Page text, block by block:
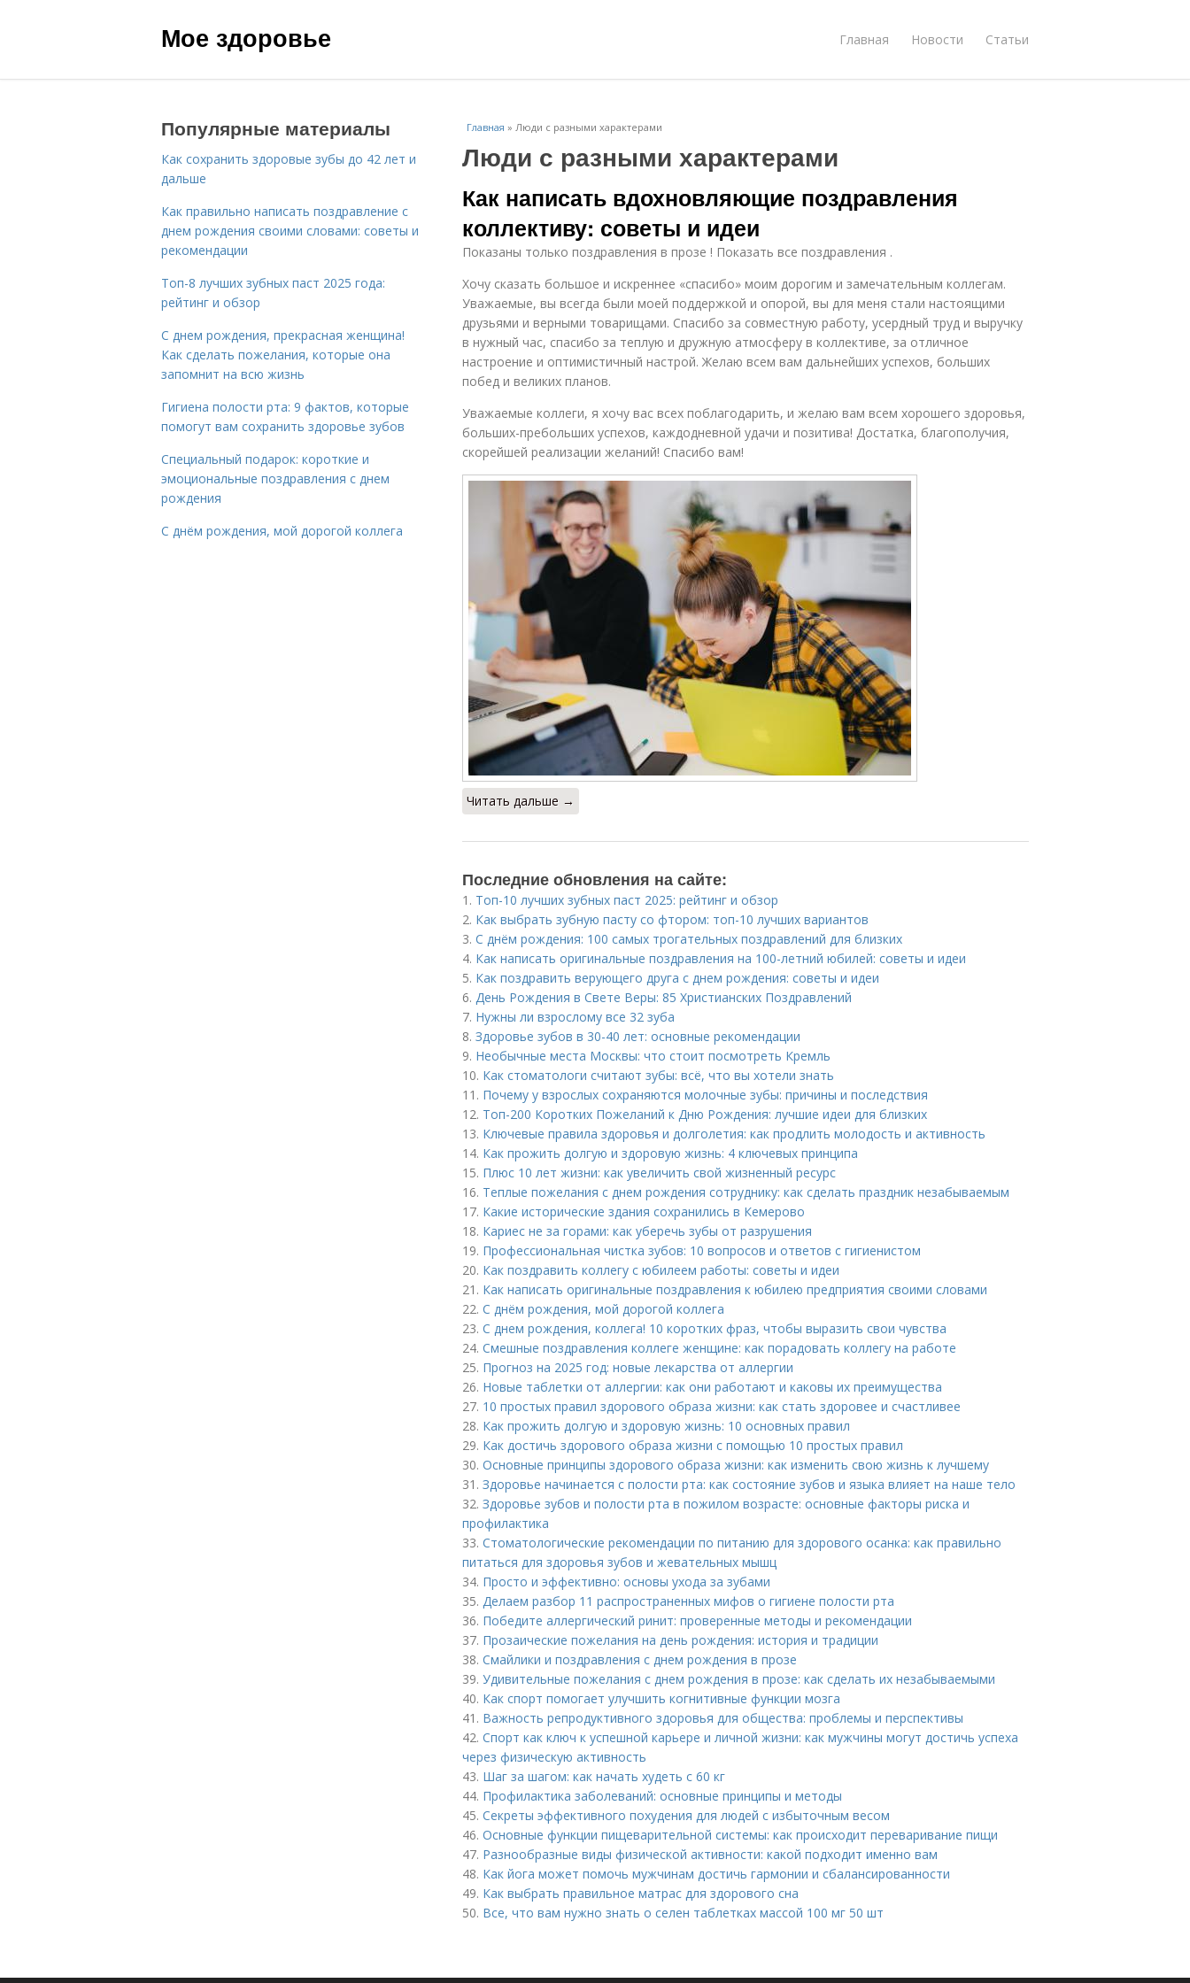
Мое здоровье Главная Новости Статьи
Главная » Люди с разными характерами
Люди с разными характерами
Как написать вдохновляющие поздравления
коллективу: советы и идеи
Показаны только поздравления в прозе ! Показать все поздравления .
Хочу сказать большое и искреннее «спасибо» моим дорогим и замечательным коллегам.
Уважаемые, вы всегда были моей поддержкой и опорой, вы для меня стали настоящими
друзьями и верными товарищами. Спасибо за совместную работу, усердный труд и выручку
в нужный час, спасибо за теплую и дружную атмосферу в коллективе, за отличное
настроение и оптимистичный настрой. Желаю всем вам дальнейших успехов, больших
побед и великих планов.
Уважаемые коллеги, я хочу вас всех поблагодарить, и желаю вам всем хорошего здоровья,
больших-пребольших успехов, каждодневной удачи и позитива! Достатка, благополучия,
скорейшей реализации желаний! Спасибо вам!
Читать дальше →
Последние обновления на сайте:
1. Топ-10 лучших зубных паст 2025: рейтинг и обзор
2. Как выбрать зубную пасту со фтором: топ-10 лучших вариантов
3. С днём рождения: 100 самых трогательных поздравлений для близких
4. Как написать оригинальные поздравления на 100-летний юбилей: советы и идеи
5. Как поздравить верующего друга с днем рождения: советы и идеи
6. День Рождения в Свете Веры: 85 Христианских Поздравлений
7. Нужны ли взрослому все 32 зуба
8. Здоровье зубов в 30-40 лет: основные рекомендации
9. Необычные места Москвы: что стоит посмотреть Кремль
10. Как стоматологи считают зубы: всё, что вы хотели знать
11. Почему у взрослых сохраняются молочные зубы: причины и последствия
12. Топ-200 Коротких Пожеланий к Дню Рождения: лучшие идеи для близких
13. Ключевые правила здоровья и долголетия: как продлить молодость и активность
14. Как прожить долгую и здоровую жизнь: 4 ключевых принципа
15. Плюс 10 лет жизни: как увеличить свой жизненный ресурс
16. Теплые пожелания с днем рождения сотруднику: как сделать праздник незабываемым
17. Какие исторические здания сохранились в Кемерово
18. Кариес не за горами: как уберечь зубы от разрушения
19. Профессиональная чистка зубов: 10 вопросов и ответов с гигиенистом
20. Как поздравить коллегу с юбилеем работы: советы и идеи
21. Как написать оригинальные поздравления к юбилею предприятия своими словами
22. С днём рождения, мой дорогой коллега
23. С днем рождения, коллега! 10 коротких фраз, чтобы выразить свои чувства
24. Смешные поздравления коллеге женщине: как порадовать коллегу на работе
25. Прогноз на 2025 год: новые лекарства от аллергии
26. Новые таблетки от аллергии: как они работают и каковы их преимущества
27. 10 простых правил здорового образа жизни: как стать здоровее и счастливее
28. Как прожить долгую и здоровую жизнь: 10 основных правил
29. Как достичь здорового образа жизни с помощью 10 простых правил
30. Основные принципы здорового образа жизни: как изменить свою жизнь к лучшему
31. Здоровье начинается с полости рта: как состояние зубов и языка влияет на наше тело
32. Здоровье зубов и полости рта в пожилом возрасте: основные факторы риска и
профилактика
33. Стоматологические рекомендации по питанию для здорового осанка: как правильно
питаться для здоровья зубов и жевательных мышц
34. Просто и эффективно: основы ухода за зубами
35. Делаем разбор 11 распространенных мифов о гигиене полости рта
36. Победите аллергический ринит: проверенные методы и рекомендации
37. Прозаические пожелания на день рождения: история и традиции
38. Смайлики и поздравления с днем рождения в прозе
39. Удивительные пожелания с днем рождения в прозе: как сделать их незабываемыми
40. Как спорт помогает улучшить когнитивные функции мозга
41. Важность репродуктивного здоровья для общества: проблемы и перспективы
42. Спорт как ключ к успешной карьере и личной жизни: как мужчины могут достичь успеха
через физическую активность
43. Шаг за шагом: как начать худеть с 60 кг
44. Профилактика заболеваний: основные принципы и методы
45. Секреты эффективного похудения для людей с избыточным весом
46. Основные функции пищеварительной системы: как происходит переваривание пищи
47. Разнообразные виды физической активности: какой подходит именно вам
48. Как йога может помочь мужчинам достичь гармонии и сбалансированности
49. Как выбрать правильное матрас для здорового сна
50. Все, что вам нужно знать о селен таблетках массой 100 мг 50 шт
Популярные материалы
Как сохранить здоровые зубы до 42 лет и
дальше
Как правильно написать поздравление с
днем рождения своими словами: советы и
рекомендации
Топ-8 лучших зубных паст 2025 года:
рейтинг и обзор
С днем рождения, прекрасная женщина!
Как сделать пожелания, которые она
запомнит на всю жизнь
Гигиена полости рта: 9 фактов, которые
помогут вам сохранить здоровье зубов
Специальный подарок: короткие и
эмоциональные поздравления с днем
рождения
С днём рождения, мой дорогой коллега